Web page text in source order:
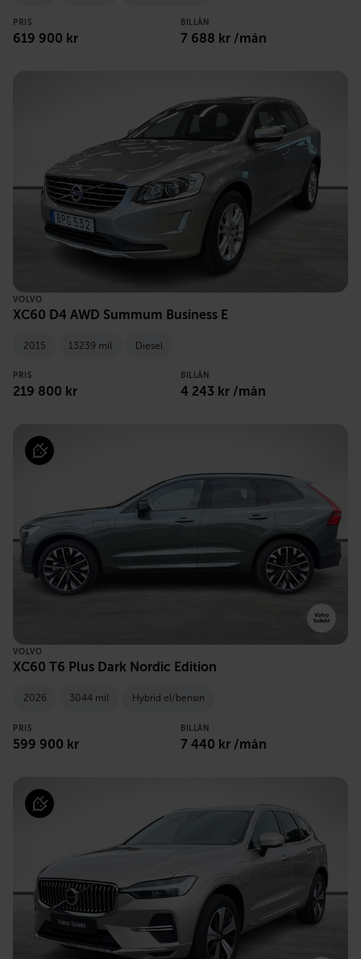
PRIS
619 900 kr
BILLÅN
7 688 kr /mån
VOLVO
XC60 D4 AWD Summum Business E
2015 13239 mil Diesel
PRIS
219 800 kr
BILLÅN
4 243 kr /mån
VOLVO
XC60 T6 Plus Dark Nordic Edition
2026 3044 mil Hybrid el/bensin
PRIS
599 900 kr
BILLÅN
7 440 kr /mån